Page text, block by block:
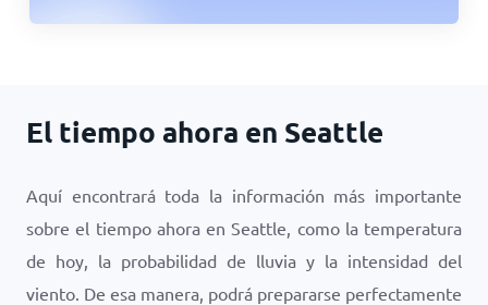
El tiempo ahora en Seattle
Aquí encontrará toda la información más importante
sobre el tiempo ahora en Seattle, como la temperatura
de hoy, la probabilidad de lluvia y la intensidad del
viento. De esa manera, podrá prepararse perfectamente